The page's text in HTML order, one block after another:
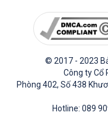
© 2017 - 2023
Công ty Cổ
Phòng 402, Số 438
Hotline: 089